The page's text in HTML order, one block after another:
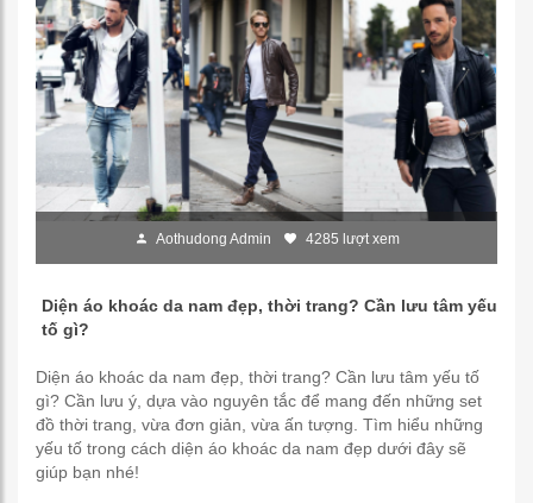
Aothudong Admin 4285 lượt xem
Diện áo khoác da nam đẹp, thời trang? Cần lưu tâm yếu
tố gì?
Diện áo khoác da nam đẹp, thời trang? Cần lưu tâm yếu tố
gì? Cần lưu ý, dựa vào nguyên tắc để mang đến những set
đồ thời trang, vừa đơn giản, vừa ấn tượng. Tìm hiểu những
yếu tố trong cách diện áo khoác da nam đẹp dưới đây sẽ
giúp bạn nhé!